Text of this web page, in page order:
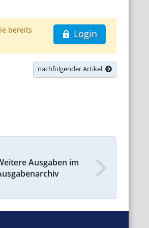
Login
bereits
nachfolgender Artikel
Ausgaben im